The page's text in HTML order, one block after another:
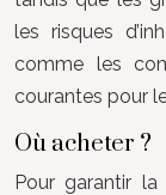
les risques
comme les
courantes pour
Où acheter ?
Pour garantir